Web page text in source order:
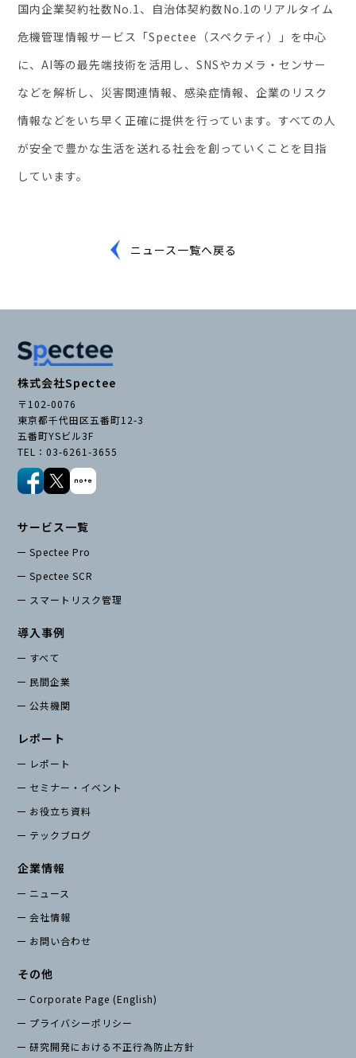
国内企業契約社数No.1、自治体契約数No.1のリアルタイム
危機管理情報サービス「Spectee（スペクティ）」を中心
に、AI等の最先端技術を活用し、SNSやカメラ・センサー
などを解析し、災害関連情報、感染症情報、企業のリスク
情報などをいち早く正確に提供を行っています。すべての人
が安全で豊かな生活を送れる社会を創っていくことを目指
しています。
ニュース一覧へ戻る
株式会社Spectee
〒102-0076
東京都千代田区五番町12-3
五番町YSビル3F
TEL：03-6261-3655
サービス一覧
Spectee Pro
Spectee SCR
スマートリスク管理
導入事例
すべて
民間企業
公共機関
レポート
レポート
セミナー・イベント
お役立ち資料
テックブログ
企業情報
ニュース
会社情報
お問い合わせ
その他
Corporate Page (English)
プライバシーポリシー
研究開発における不正行為防止方針